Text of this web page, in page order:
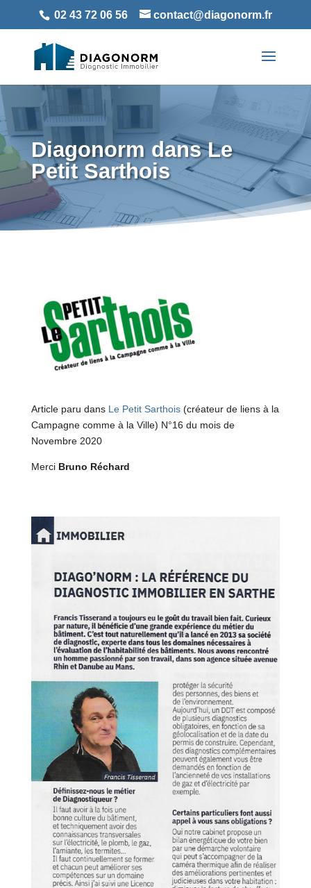
02 43 72 06 56 contact@diagonorm.fr
Diagonorm dans Le
Petit Sarthois
Article paru dans Le Petit Sarthois(créateur de liens à la
Campagne comme à la Ville) N°16 du mois de
Novembre 2020
Merci Bruno Réchard